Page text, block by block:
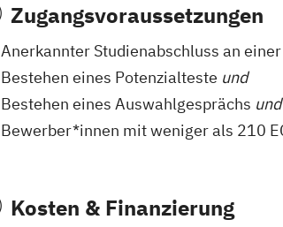
Zugangsvoraussetzungen
Anerkannter Studienabschluss an
Bestehen eines Potenzialteste und
Bestehen eines Auswahlgesprächs und
Bewerber*innen mit weniger als 210
Kosten & Finanzierung